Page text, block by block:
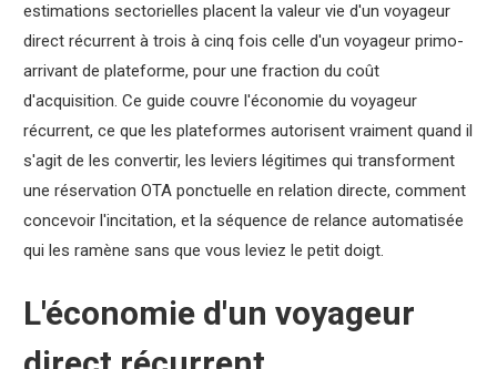
estimations sectorielles placent la valeur vie d'un voyageur
direct récurrent à trois à cinq fois celle d'un voyageur primo-
arrivant de plateforme, pour une fraction du coût
d'acquisition. Ce guide couvre l'économie du voyageur
récurrent, ce que les plateformes autorisent vraiment quand il
s'agit de les convertir, les leviers légitimes qui transforment
une réservation OTA ponctuelle en relation directe, comment
concevoir l'incitation, et la séquence de relance automatisée
qui les ramène sans que vous leviez le petit doigt.
L'économie d'un voyageur